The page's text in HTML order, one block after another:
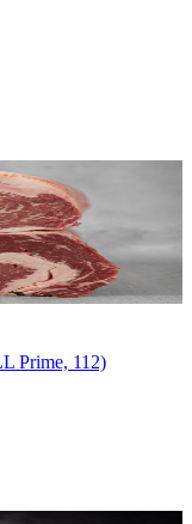
Prime, 112)